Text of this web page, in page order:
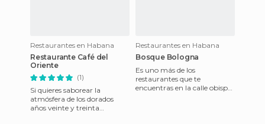
Restaurantes en Habana
Restaurante Café del
Oriente
(1)
Si quieres saborear la
atmósfera de los dorados
años veinte y treinta
Restaurantes en Habana
Bosque Bologna
Es uno más de los
restaurantes que te
encuentras en la calle obispo,